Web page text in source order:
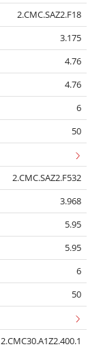
2.CMC.SAZ2.F18
3.175
4.76
4.76
6
50
2.CMC.SAZ2.F532
3.968
5.95
5.95
6
50
2.CMC30.A1Z2.400.1